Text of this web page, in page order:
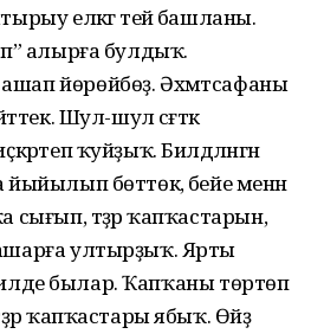
елкәгә тейә башланы.
алырға булдыҡ.
йөрөйбөҙ. Әх­мәт­сафаны
Шул-шул сәғәткә
ҡуйҙыҡ. Билдәләнгән
бөттөк, әбейе менән
тәҙ­рә ҡапҡастарын,
ултырҙыҡ. Ярты
килде былар. Ҡапҡаны төртөп
ҡапҡастары ябыҡ. Өйҙә